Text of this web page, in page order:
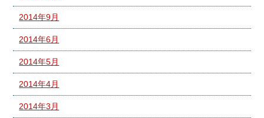
2014年9月
2014年6月
2014年5月
2014年4月
2014年3月